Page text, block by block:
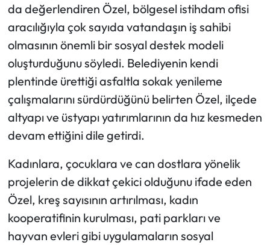
da değerlendiren Özel, bölgesel istihdam ofisi
aracılığıyla çok sayıda vatandaşın iş sahibi
olmasının önemli bir sosyal destek modeli
oluşturduğunu söyledi. Belediyenin kendi
plentinde ürettiği asfaltla sokak yenileme
çalışmalarını sürdürdüğünü belirten Özel, ilçede
altyapı ve üstyapı yatırımlarının da hız kesmeden
devam ettiğini dile getirdi.
Kadınlara, çocuklara ve can dostlara yönelik
projelerin de dikkat çekici olduğunu ifade eden
Özel, kreş sayısının artırılması, kadın
kooperatifinin kurulması, pati parkları ve
hayvan evleri gibi uygulamaların sosyal